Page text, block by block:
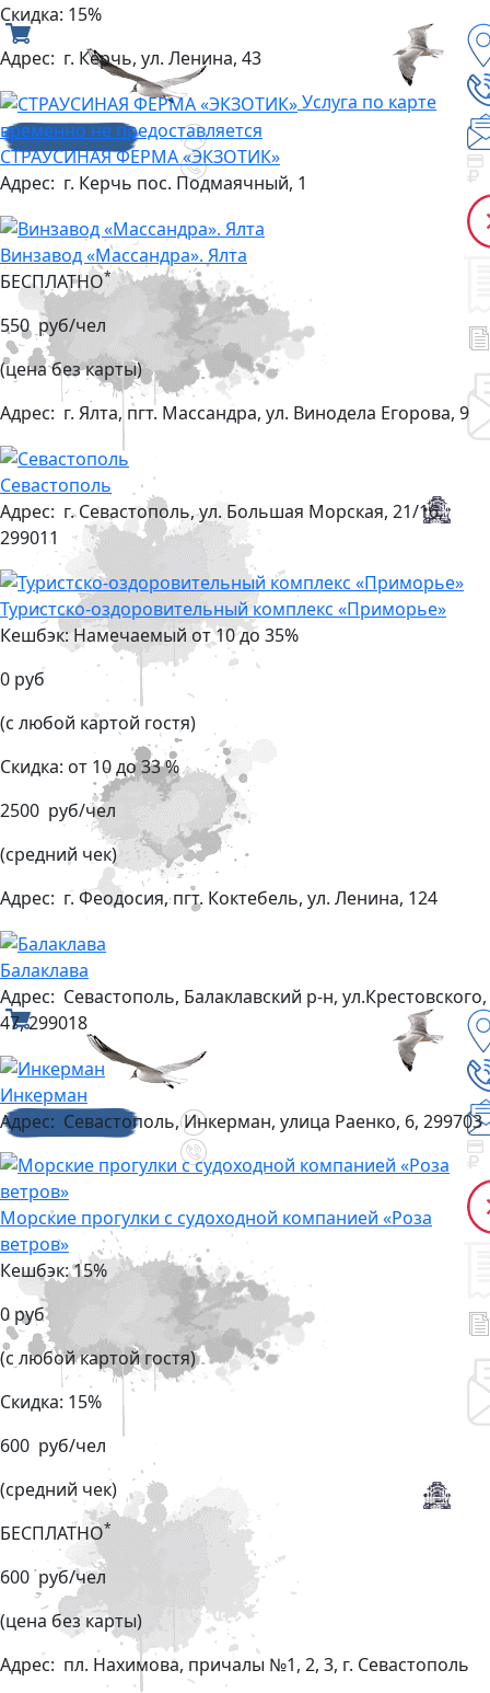
Скидка: 15%
Адрес: г. Керчь, ул. Ленина, 43
Услуга по карте
временно не предоставляется
СТРАУСИНАЯ ФЕРМА «ЭКЗОТИК»
Адрес: г. Керчь пос. Подмаячный, 1
Винзавод «Массандра». Ялта
БЕСПЛАТНО*
550 руб/чел
(цена без карты)
Адрес: г. Ялта, пгт. Массандра, ул. Винодела Егорова, 9
Севастополь
Адрес: г. Севастополь, ул. Большая Морская, 21/16,
299011
Туристско-оздоровительный комплекс «Приморье»
Кешбэк: Намечаемый от 10 до 35%
0 руб
(с любой картой гостя)
Скидка: от 10 до 33 %
2500 руб/чел
(средний чек)
Адрес: г. Феодосия, пгт. Коктебель, ул. Ленина, 124
Балаклава
Адрес: Севастополь, Балаклавский р-н, ул.Крестовского,
47, 299018
Инкерман
Адрес: Севастополь, Инкерман, улица Раенко, 6, 299703
Морские прогулки с судоходной компанией «Роза
ветров»
Кешбэк: 15%
0 руб
(с любой картой гостя)
Скидка: 15%
600 руб/чел
(средний чек)
БЕСПЛАТНО*
600 руб/чел
(цена без карты)
Адрес: пл. Нахимова, причалы №1, 2, 3, г. Севастополь